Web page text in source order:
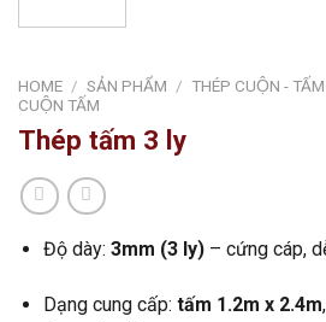
HOME / SẢN PHẨM / THÉP CUỘN -
CUỘN TẤM
Thép tấm 3 ly
Độ dày: 3mm (3 ly)– cứng cáp,
Dạng cung cấp: tấm 1.2m x 2.4m,